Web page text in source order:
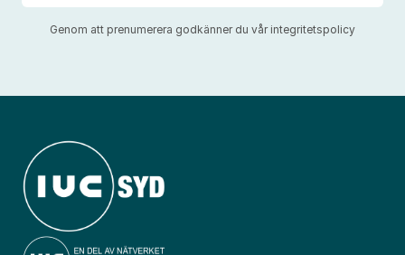
Genom att prenumerera godkänner du vår integritetspolicy